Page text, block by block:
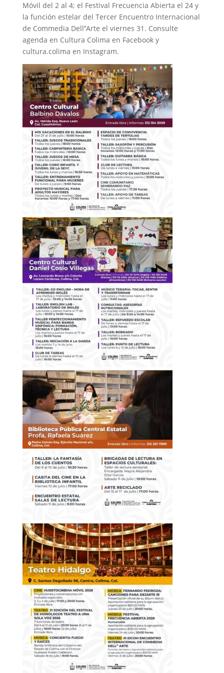
Móvil del 2 al 4; el Festival Frecuencia Abierta el 24 y
la función estelar del Tercer Encuentro Internacional
de Commedia Dell’’Arte el viernes 31. Consulte
agenda en Cultura Colima en Facebook y
cultura.colima en Instagram.